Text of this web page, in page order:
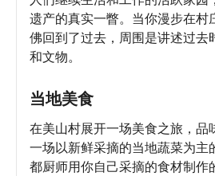
遗产的真实一瞥。当你漫步在村
佛回到了过去，周围是讲述过去
和文物。
当地美食
在美山村展开一场美食之旅，品
一场以新鲜采摘的当地蔬菜为主
都厨师用你自己采摘的食材制作